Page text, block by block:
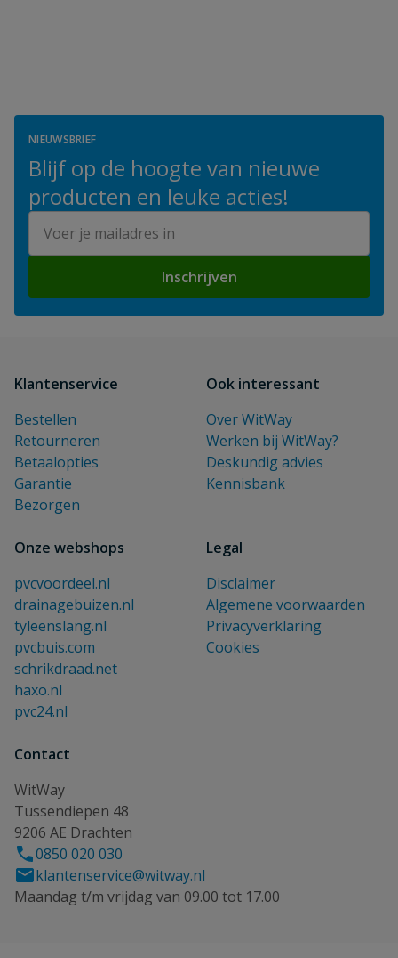
NIEUWSBRIEF
Blijf op de hoogte van nieuwe
producten en leuke acties!
Inschrijven
Klantenservice
Bestellen
Retourneren
Betaalopties
Garantie
Bezorgen
Ook interessant
Over WitWay
Werken bij WitWay?
Deskundig advies
Kennisbank
Onze webshops
pvcvoordeel.nl
drainagebuizen.nl
tyleenslang.nl
pvcbuis.com
schrikdraad.net
haxo.nl
pvc24.nl
Legal
Disclaimer
Algemene voorwaarden
Privacyverklaring
Cookies
Contact
WitWay
Tussendiepen 48
9206 AE Drachten
0850 020 030
klantenservice@witway.nl
Maandag t/m vrijdag van 09.00 tot 17.00